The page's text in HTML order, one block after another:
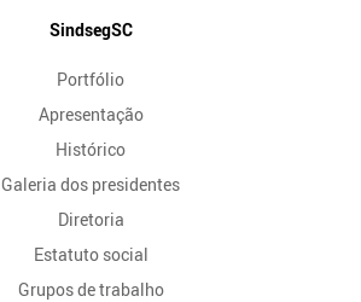
SindsegSC
Portfólio
Apresentação
Histórico
Galeria dos presidentes
Diretoria
Estatuto social
Grupos de trabalho